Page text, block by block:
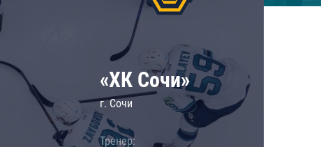
«ХК Сочи»
г. Сочи
Тренер: